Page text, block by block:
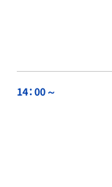
14：00～